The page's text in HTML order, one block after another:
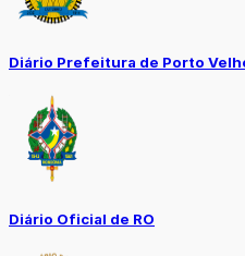
Diário Prefeitura de Porto
Diário Oficial de RO